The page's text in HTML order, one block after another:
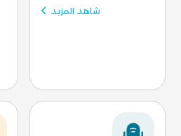
شاهد المزيد